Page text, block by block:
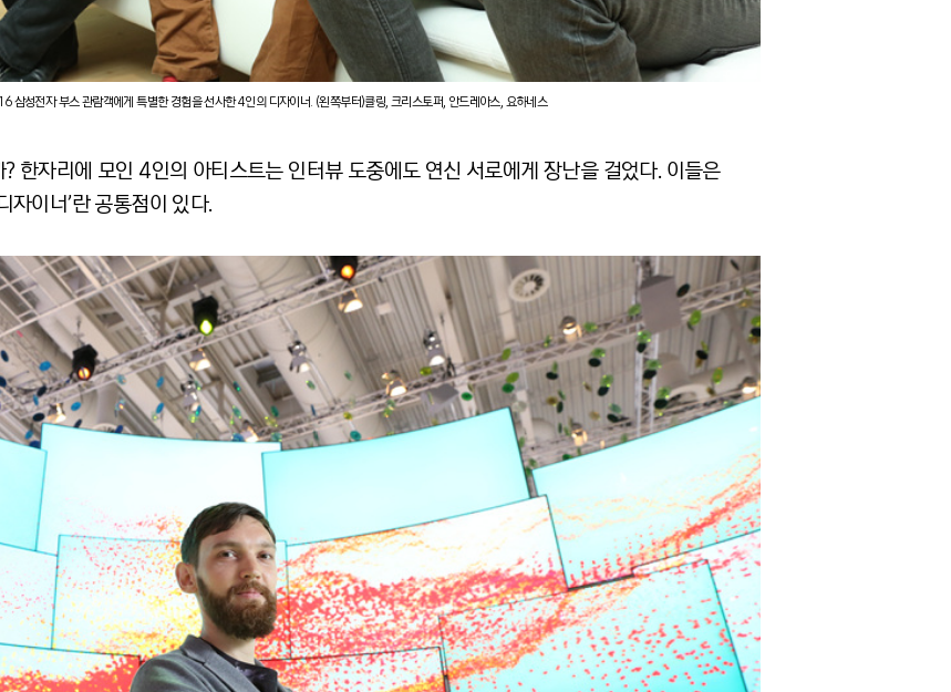
삼성전자 부스 관람객에게 특별한 경험을 선사한 4인의 디자이너. (왼쪽부터)클링, 크리스토퍼, 안드레아스, 요하네스
한자리에 모인 4인의 아티스트는 인터뷰 도중에도 연신 서로에게 장난을 걸었다. 이들은
자이너’란 공통점이 있다.